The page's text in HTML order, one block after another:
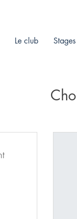
Le club Stages